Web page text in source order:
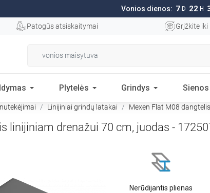
Vonios dienos: 7 D 22 H
Patogūs atsiskaitymai Grįžkite
Plytelės Grindys Sienos
Linijiniai grindų latakai Mexen Flat M08
linijiniam drenažui 70 cm, juodas -
Nerūdijantis plienas